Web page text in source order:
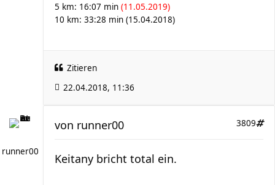
5 km: 16:07 min (11.05.2019)
10 km: 33:28 min (15.04.2018)
Zitieren
22.04.2018, 11:36
runner00
3809
von runner00
Keitany bricht total ein.